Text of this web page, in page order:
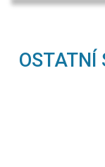
OSTATNÍ